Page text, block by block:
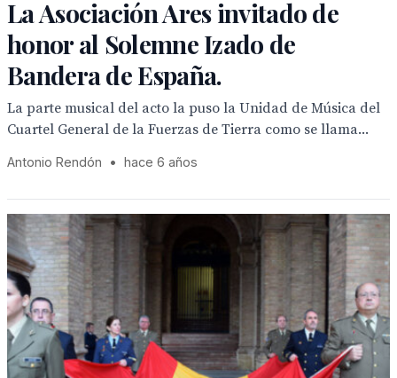
La Asociación Ares invitado de
honor al Solemne Izado de
Bandera de España.
La parte musical del acto la puso la Unidad de Música del
Cuartel General de la Fuerzas de Tierra como se llama...
Antonio Rendón • hace 6 años